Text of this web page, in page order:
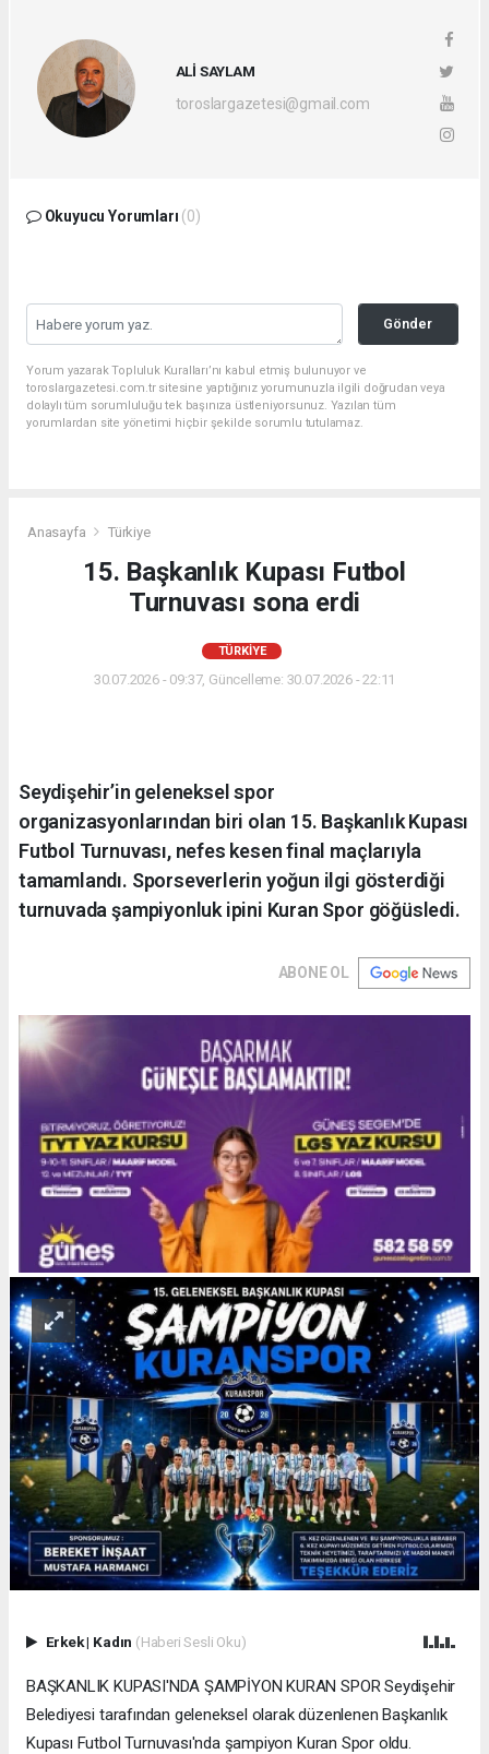
ALİ SAYLAM
toroslargazetesi@gmail.com
Okuyucu Yorumları (0)
Gönder
Yorum yazarak Topluluk Kuralları’nı kabul etmiş bulunuyor ve
toroslargazetesi.com.tr sitesine yaptığınız yorumunuzla ilgili doğrudan veya
dolaylı tüm sorumluluğu tek başınıza üstleniyorsunuz. Yazılan tüm
yorumlardan site yönetimi hiçbir şekilde sorumlu tutulamaz.
Anasayfa Türkiye
15. Başkanlık Kupası Futbol
Turnuvası sona erdi
TÜRKIYE
30.07.2026 - 09:37, Güncelleme: 30.07.2026 - 22:11
Seydişehir’in geleneksel spor
organizasyonlarından biri olan 15. Başkanlık Kupası
Futbol Turnuvası, nefes kesen final maçlarıyla
tamamlandı. Sporseverlerin yoğun ilgi gösterdiği
turnuvada şampiyonluk ipini Kuran Spor göğüsledi.
ABONE OL
Erkek| Kadın (Haberi Sesli Oku)
BAŞKANLIK KUPASI'NDA ŞAMPİYON KURAN SPOR Seydişehir
Belediyesi tarafından geleneksel olarak düzenlenen Başkanlık
Kupası Futbol Turnuvası'nda şampiyon Kuran Spor oldu.